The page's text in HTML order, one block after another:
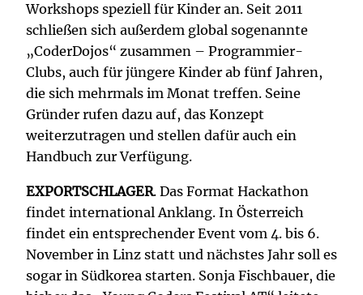
Workshops speziell für Kinder an. Seit 2011
schließen sich außerdem global sogenannte
„CoderDojos“ zusammen – Programmier-
Clubs, auch für jüngere Kinder ab fünf Jahren,
die sich mehrmals im Monat treffen. Seine
Gründer rufen dazu auf, das Konzept
weiterzutragen und stellen dafür auch ein
Handbuch zur Verfügung.
EXPORTSCHLAGER. Das Format Hackathon
findet international Anklang. In Österreich
findet ein entsprechender Event vom 4. bis 6.
November in Linz statt und nächstes Jahr soll es
sogar in Südkorea starten. Sonja Fischbauer, die